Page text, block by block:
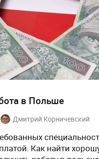
в Польше
Дмитрий Корничевский
Как найти